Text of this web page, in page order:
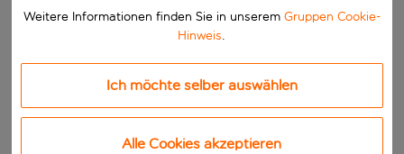
Wer
Suchen
Weitere Informationen finden Sie in unserem Gruppen Cookie-
Hinweis.
Ich möchte selber auswählen
Alle Cookies akzeptieren